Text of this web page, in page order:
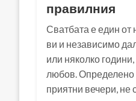
правилния
Сватбата е един от
ви и независимо
или няколко
любов. Определено
приятни вечери, не